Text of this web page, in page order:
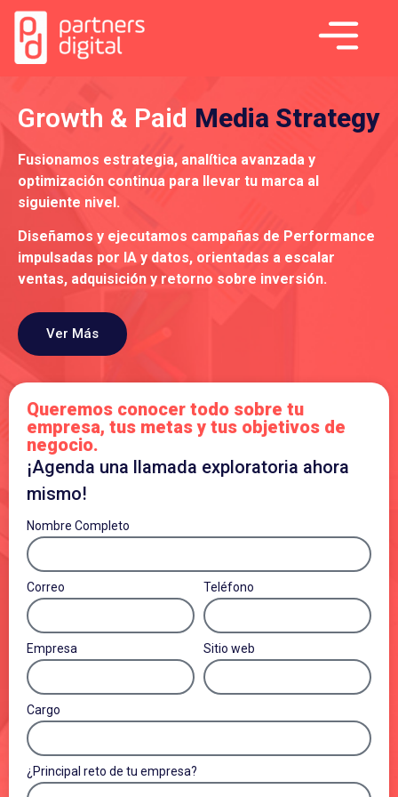
Growth & Paid Media Strategy
Fusionamos estrategia, analítica avanzada y
optimización continua para llevar tu marca al
siguiente nivel.
Diseñamos y ejecutamos campañas de Performance
impulsadas por IA y datos, orientadas a escalar
ventas, adquisición y retorno sobre inversión.
Ver Más
Queremos conocer todo sobre tu
empresa, tus metas y tus objetivos de
negocio.
¡Agenda una llamada exploratoria ahora
mismo!
Nombre Completo
Correo Teléfono
Empresa Sitio web
Cargo
¿Principal reto de tu empresa?